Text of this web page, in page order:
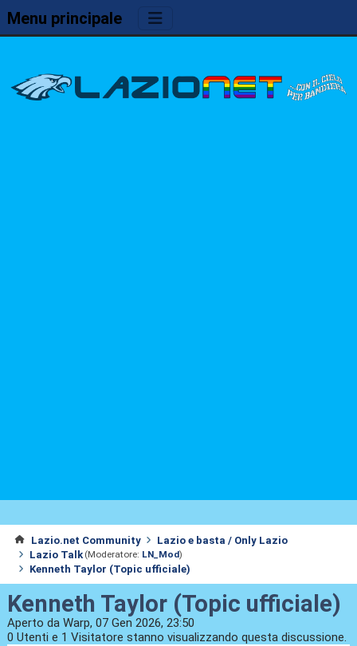
Menu principale
Lazio.net Community
Lazio e basta / Only Lazio
Lazio Talk (Moderatore: LN_Mod)
Kenneth Taylor (Topic ufficiale)
Kenneth Taylor (Topic ufficiale)
Aperto da Warp, 07 Gen 2026, 23:50
0 Utenti e 1 Visitatore stanno visualizzando questa discussione.